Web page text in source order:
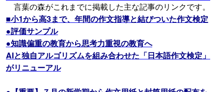
言葉の森がこれまでに掲載した主な記事のリンクです。
■小1から高3まで、年間の作文指導と結びついた作文検定
●評価サンプル
●知識偏重の教育から思考力重視の教育へ
AIと独自アルゴリズムを組み合わせた「日本語作文検定」
がリニューアル